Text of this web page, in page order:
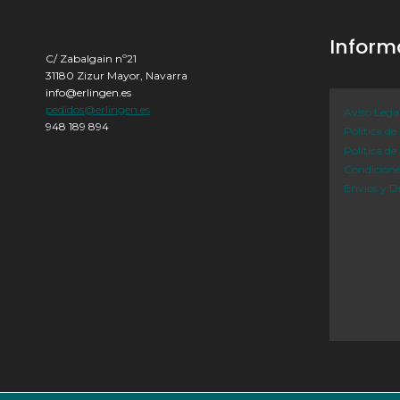
C/ Zabalgain nº21
31180 Zizur Mayor, Navarra
info@erlingen.es
pedidos@erlingen.es
948 189 894
Aviso Legal
Política de
Política de
Envíos y